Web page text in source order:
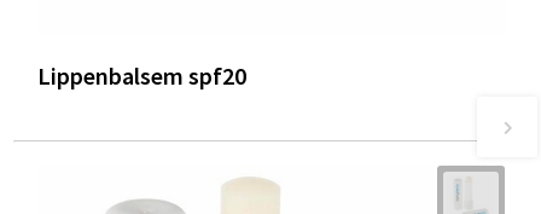
Lippenbalsem spf20